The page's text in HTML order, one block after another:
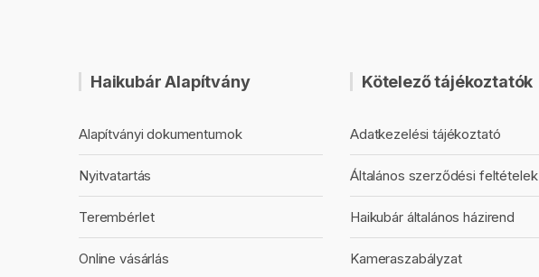
Haikubár Alapítvány
Alapítványi dokumentumok
Nyitvatartás
Terembérlet
Online vásárlás
Kötelező tájékoztatók
Adatkezelési tájékoztató
Általános szerződési feltételek
Haikubár általános házirend
Kameraszabályzat